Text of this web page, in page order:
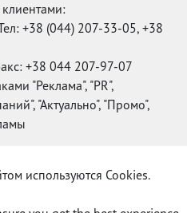
+38 (044) 207-33-05, +38
+38 044 207-97-07
"Реклама", "PR",
"Актуально", "Промо",
используются Cookies.